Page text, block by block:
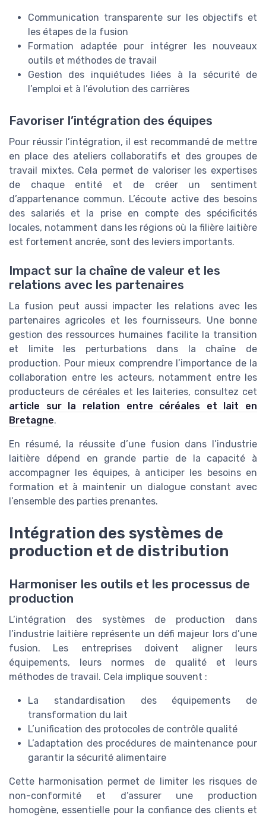
Communication transparente sur les objectifs et
les étapes de la fusion
Formation adaptée pour intégrer les nouveaux
outils et méthodes de travail
Gestion des inquiétudes liées à la sécurité de
l’emploi et à l’évolution des carrières
Favoriser l’intégration des équipes
Pour réussir l’intégration, il est recommandé de mettre
en place des ateliers collaboratifs et des groupes de
travail mixtes. Cela permet de valoriser les expertises
de chaque entité et de créer un sentiment
d’appartenance commun. L’écoute active des besoins
des salariés et la prise en compte des spécificités
locales, notamment dans les régions où la filière laitière
est fortement ancrée, sont des leviers importants.
Impact sur la chaîne de valeur et les
relations avec les partenaires
La fusion peut aussi impacter les relations avec les
partenaires agricoles et les fournisseurs. Une bonne
gestion des ressources humaines facilite la transition
et limite les perturbations dans la chaîne de
production. Pour mieux comprendre l’importance de la
collaboration entre les acteurs, notamment entre les
producteurs de céréales et les laiteries, consultez cet
article sur la relation entre céréales et lait en
Bretagne.
En résumé, la réussite d’une fusion dans l’industrie
laitière dépend en grande partie de la capacité à
accompagner les équipes, à anticiper les besoins en
formation et à maintenir un dialogue constant avec
l’ensemble des parties prenantes.
Intégration des systèmes de
production et de distribution
Harmoniser les outils et les processus de
production
L’intégration des systèmes de production dans
l’industrie laitière représente un défi majeur lors d’une
fusion. Les entreprises doivent aligner leurs
équipements, leurs normes de qualité et leurs
méthodes de travail. Cela implique souvent :
La standardisation des équipements de
transformation du lait
L’unification des protocoles de contrôle qualité
L’adaptation des procédures de maintenance pour
garantir la sécurité alimentaire
Cette harmonisation permet de limiter les risques de
non-conformité et d’assurer une production
homogène, essentielle pour la confiance des clients et